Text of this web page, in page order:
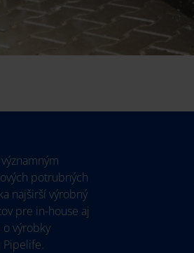
potrubných
najširší výrobný
pre in-house aj
o výrobky
Pipelife.